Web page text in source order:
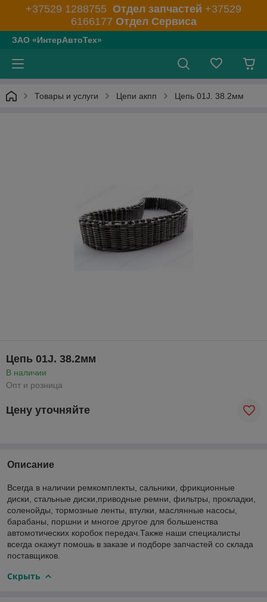
+37529 1288755 Отдел запчастей +37529
6166177 Отдел Сервиса
ЗАО «ИнтерАвтоТех»
Товары и услуги Цепи акпп Цепь 01J. 38.2мм
Цепь 01J. 38.2мм
В наличии
Опт и розница
Цену уточняйте
Описание
Всегда в наличии ремкомплекты, сальники, фрикционные
диски, стальные диски,приводные ремни, фильтры, прокладки,
соленойды, тормозные ленты, втулки, маслянные насосы,
барабаны, поршни и многое другое для большенства
автомотических коробок передач.Также наши специалисты
всегда окажут помошь в заказе и подборе запчастей со склада
поставщиков.
Скрыть